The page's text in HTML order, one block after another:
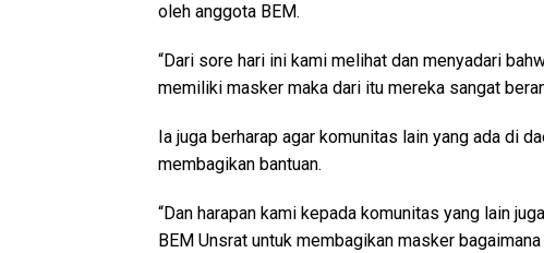
oleh anggota BEM.
“Dari sore hari ini kami melihat dan menyadari
memiliki masker maka dari itu mereka sangat
Ia juga berharap agar komunitas lain yang ada di
membagikan bantuan.
“Dan harapan kami kepada komunitas yang lain
BEM Unsrat untuk membagikan masker